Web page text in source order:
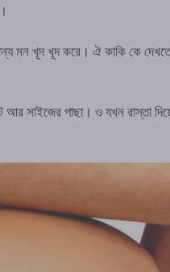
খূদ খূদ করে। ঐ কাকি কে দেখতে
সাইজের পাছা। ও যখন রাস্তা